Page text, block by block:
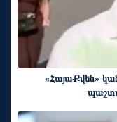
«ՀայաՔվեն»